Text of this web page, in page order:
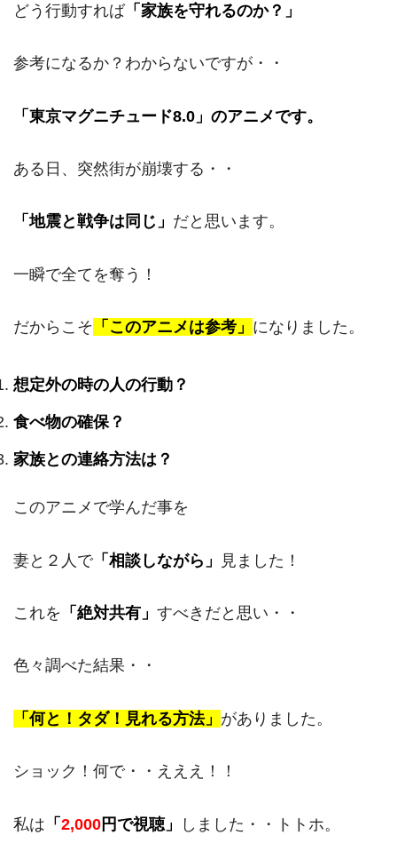
どう行動すれば「家族を守れるのか？」
参考になるか？わからないですが・・
「東京マグニチュード8.0」のアニメです。
ある日、突然街が崩壊する・・
「地震と戦争は同じ」 だと思います。
一瞬で全てを奪う！
だからこそ 「このアニメは参考」 になりました。
想定外の時の人の行動？
食べ物の確保？
家族との連絡方法は？
このアニメで学んだ事を
妻と２人で「相談しながら」 見ました！
これを 「絶対共有」 すべきだと思い・・
色々調べた結果・・
「何と！タダ！見れる方法」 がありました。
ショック！何で・・えええ！！
私は 「 2,000円で視聴」 しました・・トトホ。